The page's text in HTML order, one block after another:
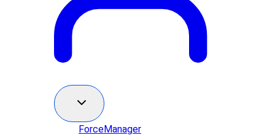
ForceManager